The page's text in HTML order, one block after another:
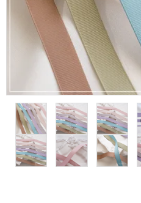
フルキット
Jolipapier
デコレーション材料
道具類
基本材料